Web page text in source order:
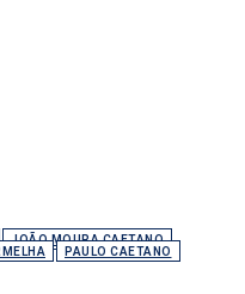
JOÃO MOURA CAETANO
PAULO CAETANO